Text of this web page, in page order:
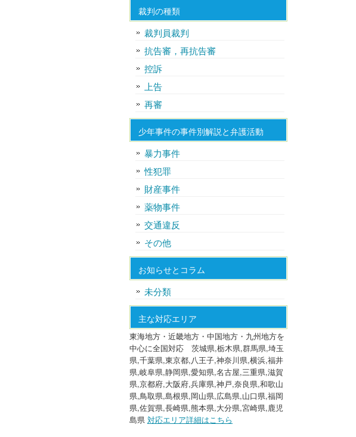
裁判の種類
裁判員裁判
抗告審，再抗告審
控訴
上告
再審
少年事件の事件別解説と弁護活動
暴力事件
性犯罪
財産事件
薬物事件
交通違反
その他
お知らせとコラム
未分類
主な対応エリア
東海地方・近畿地方・中国地方・九州地方を
中心に全国対応 茨城県,栃木県,群馬県,埼玉
県,千葉県,東京都,八王子,神奈川県,横浜,福井
県,岐阜県,静岡県,愛知県,名古屋,三重県,滋賀
県,京都府,大阪府,兵庫県,神戸,奈良県,和歌山
県,鳥取県,島根県,岡山県,広島県,山口県,福岡
県,佐賀県,長崎県,熊本県,大分県,宮崎県,鹿児
島県 対応エリア詳細はこちら